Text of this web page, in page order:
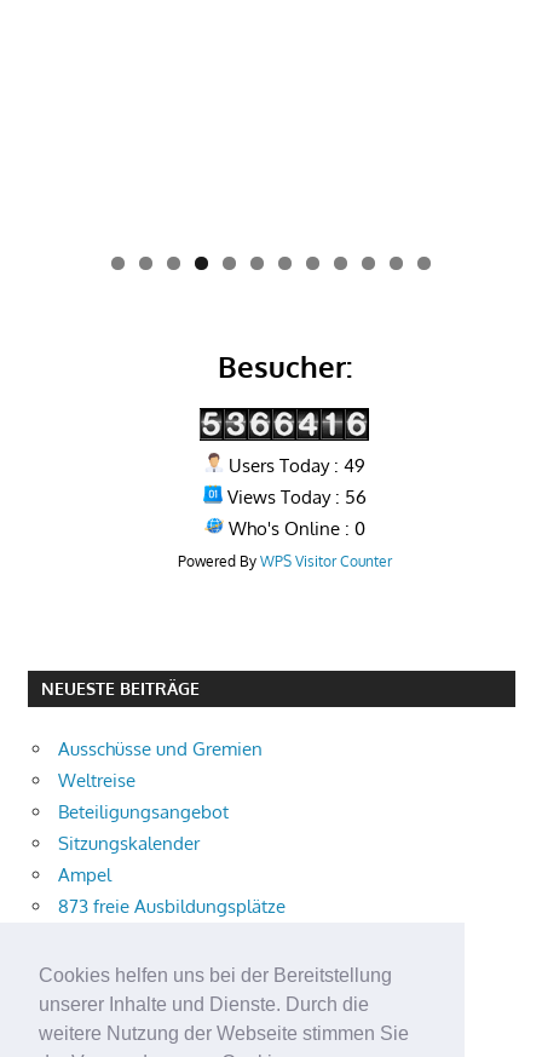
Cookies helfen uns bei der Bereitstellung
unserer Inhalte und Dienste. Durch die
weitere Nutzung der Webseite stimmen Sie
0 1 2
Besucher:
Users Today : 49
Views Today : 56
Who's Online : 0
Powered By WPS Visitor Counter
NEUESTE BEITRÄGE
Ausschüsse und Gremien
Weltreise
Beteiligungsangebot
Sitzungskalender
Ampel
873 freie Ausbildungsplätze
Aktuelle Verkehrsmeldungen
Terracliff
Wärmeplanung